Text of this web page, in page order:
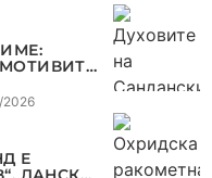
НА
ВО
ДАГУР
Е